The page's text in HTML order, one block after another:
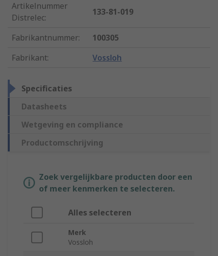
Artikelnummer
Distrelec:
133-81-019
Fabrikantnummer:
100305
Fabrikant: Vossloh
Specificaties
Datasheets
Wetgeving en compliance
Productomschrijving
Zoek vergelijkbare producten door een
of meer kenmerken te selecteren.
Alles selecteren
Merk
Vossloh